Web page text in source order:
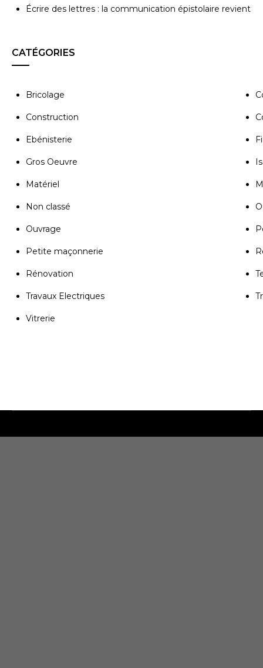
Écrire des lettres : la communication épistolaire revient
CATÉGORIES
Bricolage
Construction
Ebénisterie
Gros Oeuvre
Matériel
Non classé
Ouvrage
Petite maçonnerie
Rénovation
Travaux Electriques
Vitrerie